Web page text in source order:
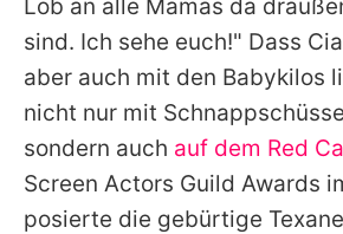
Lob an alle Mamas da
sind. Ich sehe euch!" Dass
aber auch mit den Babykilos
nicht nur mit
sondern auch auf dem Red
Screen Actors Guild Awards
posierte die gebürtige